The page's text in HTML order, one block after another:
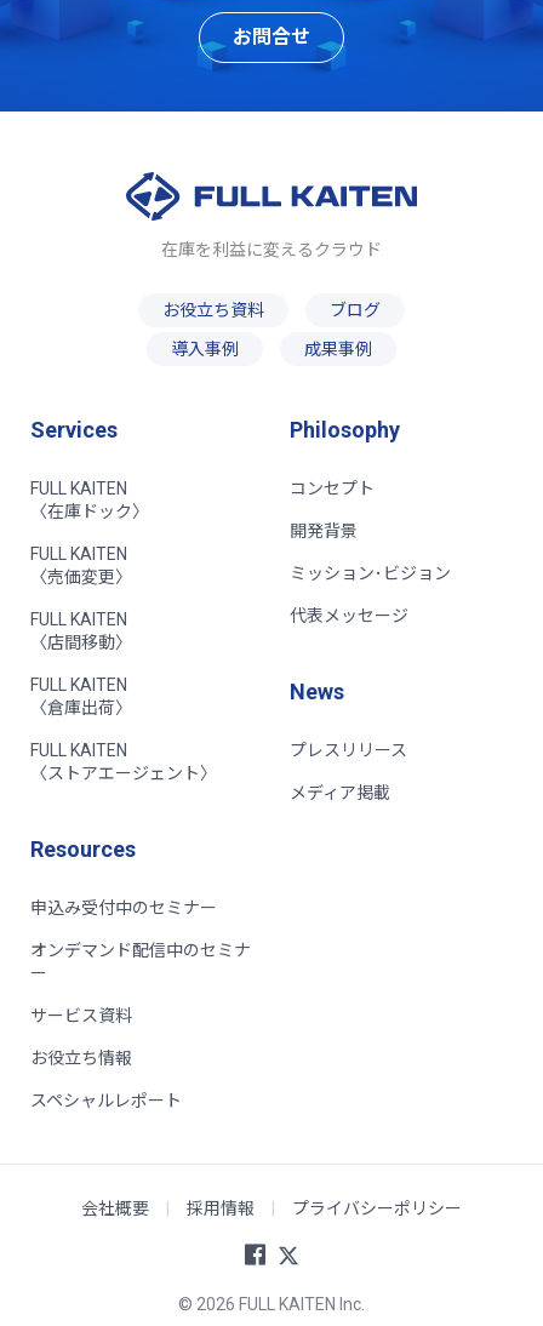
お問合せ
在庫を利益に変えるクラウド
お役立ち資料
ブログ
導入事例
成果事例
Services
FULL KAITEN
〈在庫ドック〉
FULL KAITEN
〈売価変更〉
FULL KAITEN
〈店間移動〉
FULL KAITEN
〈倉庫出荷〉
FULL KAITEN
〈ストアエージェント〉
Philosophy
コンセプト
開発背景
ミッション･ビジョン
代表メッセージ
News
プレスリリース
メディア掲載
Resources
申込み受付中のセミナー
オンデマンド配信中のセミナ
ー
サービス資料
お役立ち情報
スペシャルレポート
© 2026 FULL KAITEN Inc.
会社概要 | 採用情報 | プライバシーポリシー